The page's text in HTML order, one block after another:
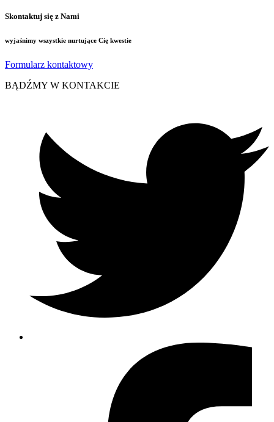
Skontaktuj się z Nami
wyjaśnimy wszystkie nurtujące Cię kwestie
Formularz kontaktowy
BĄDŹMY W KONTAKCIE